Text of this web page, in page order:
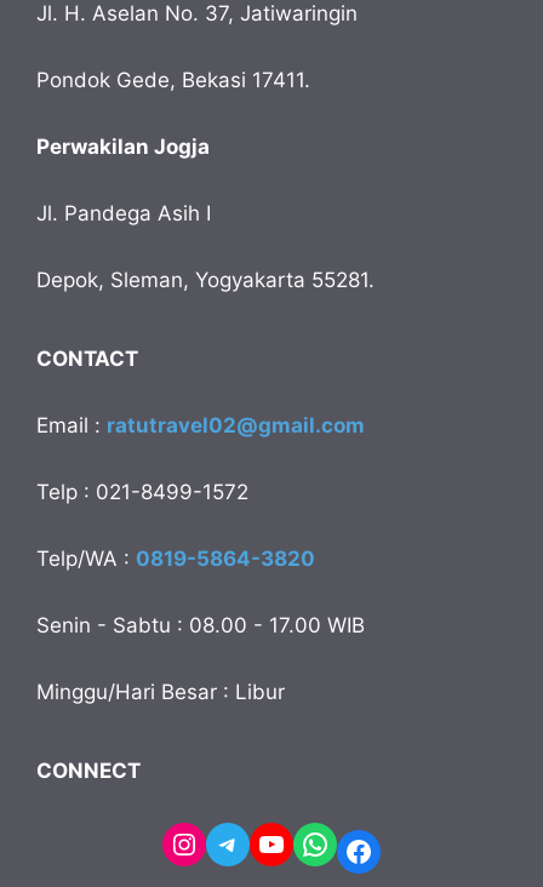
Jl. H. Aselan No. 37, Jatiwaringin
Pondok Gede, Bekasi 17411.
Perwakilan Jogja
Jl. Pandega Asih I
Depok, Sleman, Yogyakarta 55281.
CONTACT
Email : ratutravel02@gmail.com
Telp : 021-8499-1572
Telp/WA : 0819-5864-3820
Senin - Sabtu : 08.00 - 17.00 WIB
Minggu/Hari Besar : Libur
CONNECT
Instagram
Telegram
YouTube
WhatsApp
Facebook